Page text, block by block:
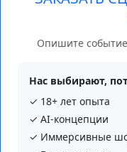
Опишите
Нас выбирают,
✓ 18+ лет опыта
✓ AI‑концепции
✓ Иммерсивные